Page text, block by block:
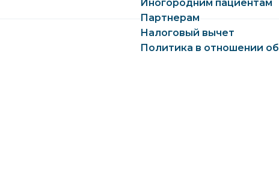
Иногородним пациентам
Партнерам
Налоговый вычет
Политика в отношении